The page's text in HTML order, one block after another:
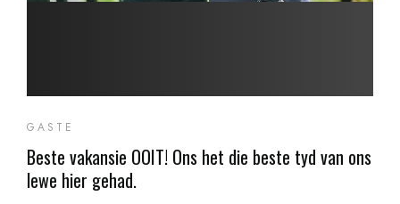
GASTE
Beste vakansie OOIT! Ons het die beste tyd van ons
lewe hier gehad.